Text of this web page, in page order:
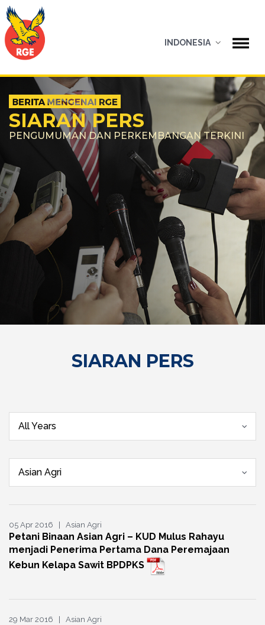
INDONESIA
SIARAN PERS
PENGUMUMAN DAN PERKEMBANGAN TERKINI
SIARAN PERS
All Years
Asian Agri
05 Apr 2016 | Asian Agri
Petani Binaan Asian Agri – KUD Mulus Rahayu
menjadi Penerima Pertama Dana Peremajaan
Kebun Kelapa Sawit BPDPKS
29 Mar 2016 | Asian Agri